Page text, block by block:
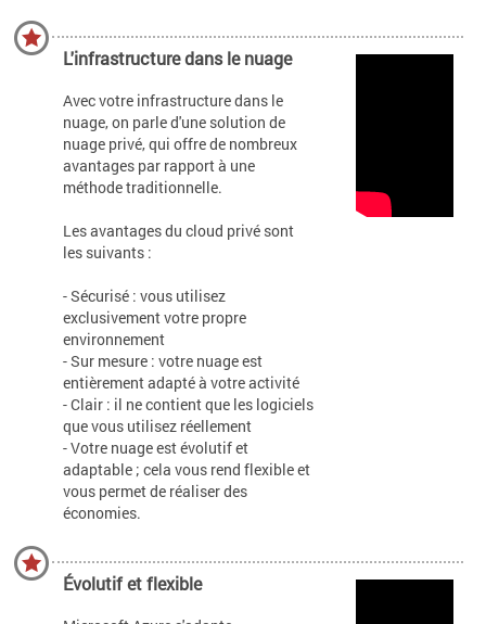
L'infrastructure dans le nuage
Avec votre infrastructure dans le
nuage, on parle d'une solution de
nuage privé, qui offre de nombreux
avantages par rapport à une
méthode traditionnelle.
Les avantages du cloud privé sont
les suivants :
- Sécurisé : vous utilisez
exclusivement votre propre
environnement
- Sur mesure : votre nuage est
entièrement adapté à votre activité
- Clair : il ne contient que les logiciels
que vous utilisez réellement
- Votre nuage est évolutif et
adaptable ; cela vous rend flexible et
vous permet de réaliser des
économies.
Évolutif et flexible